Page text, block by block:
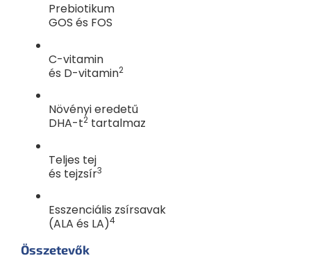
Prebiotikum
GOS és FOS
C-vitamin
és D-vitamin2
Növényi eredetű
DHA-t2 tartalmaz
Teljes tej
és tejzsír3
Esszenciális zsírsavak
(ALA és LA)4
Összetevők